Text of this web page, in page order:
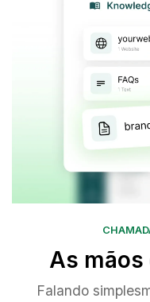
As mãos
Falando